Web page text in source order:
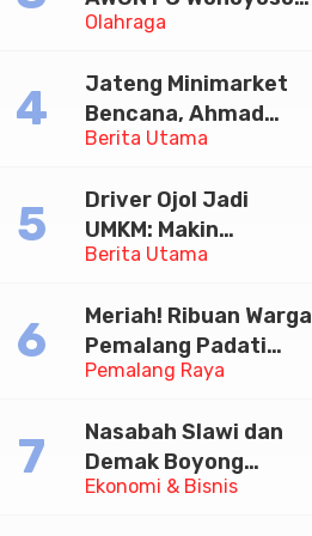
Olahraga
Juara Bhayangkara
Berita Utama
Jateng Minimarket
Bencana, Ahmad
Luthfi Minta PMI Jadi
Berita Utama
Driver Ojol Jadi
UMKM: Makin
Sejahtera atau
Diskusi Paramadina
Pemalang Raya
Meriah! Ribuan Warga
Pemalang Padati
Kirab Festival Kamir
Ekonomi & Bisnis
Nasabah Slawi dan
Demak Boyong
Toyota Innova Zenix